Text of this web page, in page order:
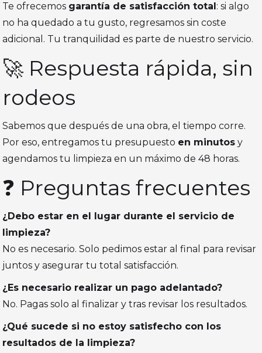
Te ofrecemos garantía de satisfacción total : si algo
no ha quedado a tu gusto, regresamos sin coste
adicional. Tu tranquilidad es parte de nuestro servicio.
🚀 Respuesta rápida, sin
rodeos
Sabemos que después de una obra, el tiempo corre.
Por eso, entregamos tu presupuesto en minutos y
agendamos tu limpieza en un máximo de 48 horas.
❓ Preguntas frecuentes
¿Debo estar en el lugar durante el servicio de
limpieza?
No es necesario. Solo pedimos estar al final para revisar
juntos y asegurar tu total satisfacción.
¿Es necesario realizar un pago adelantado?
No. Pagas solo al finalizar y tras revisar los resultados.
¿Qué sucede si no estoy satisfecho con los
resultados de la limpieza?